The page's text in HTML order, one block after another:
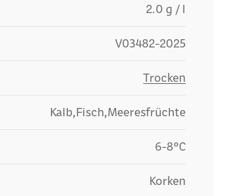
2.0 g / l
V03482-2025
Trocken
Kalb,Fisch,Meeresfrüchte
6-8°C
Korken